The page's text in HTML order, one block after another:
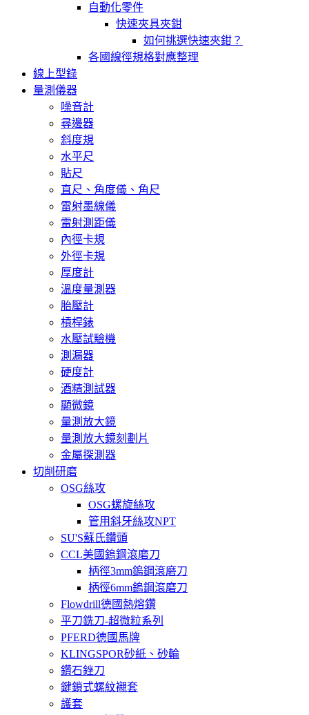
自動化零件
快速夾具夾鉗
如何挑選快速夾鉗？
各國線徑規格對應整理
線上型錄
量測儀器
噪音計
尋邊器
斜度規
水平尺
貼尺
直尺、角度儀、角尺
雷射墨線儀
雷射測距儀
內徑卡規
外徑卡規
厚度計
溫度量測器
胎壓計
槓桿錶
水壓試驗機
測漏器
硬度計
酒精測試器
顯微鏡
量測放大鏡
量測放大鏡刻劃片
金屬探測器
切削研磨
OSG絲攻
OSG螺旋絲攻
管用斜牙絲攻NPT
SU'S蘇氏鑽頭
CCL美國鎢鋼滾磨刀
柄徑3mm鎢鋼滾磨刀
柄徑6mm鎢鋼滾磨刀
Flowdrill德國熱熔鑽
平刀銑刀-超微粒系列
PFERD德國馬牌
KLINGSPOR砂紙、砂輪
鑽石銼刀
鍵鎖式螺紋襯套
護套